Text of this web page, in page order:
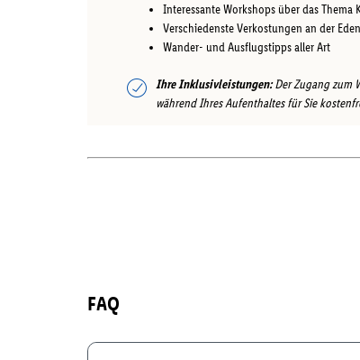
Interessante Workshops über das Thema
Verschiedenste Verkostungen an der
Wander- und Ausflugstipps aller Art
Ihre Inklusivleistungen:Der Zugang zum
während Ihres Aufenthaltes für Sie
FAQ